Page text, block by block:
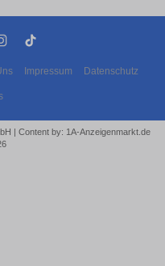
Impressum Datenschutz
| Content by: 1A-Anzeigenmarkt.de